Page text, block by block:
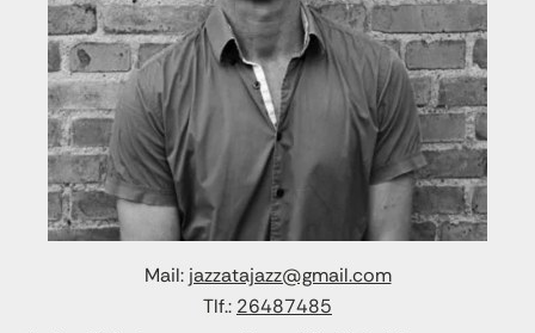
Mail: jazzatajazz@gmail.com
Tlf.: 26487485